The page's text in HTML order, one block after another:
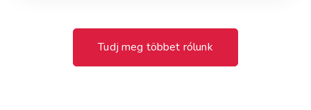
Tudj meg többet rólunk